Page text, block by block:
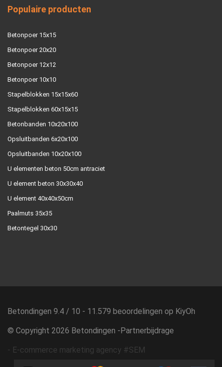
Populaire producten
Betonpoer 15x15
Betonpoer 20x20
Betonpoer 12x12
Betonpoer 10x10
Stapelblokken 15x15x60
Stapelblokken 60x15x15
Betonbanden 10x20x100
Opsluitbanden 6x20x100
Opsluitbanden 10x20x100
U elementen beton 50cm antraciet
U element beton 30x30x40
U element 40x40x50cm
Paalmuts 35x35
Betontegel 30x30
Betondingen 9.4 / 10 - 11.579 beoordelingen op KiyOh
© Copyright 2026 Betondingen - Partnerbijdrage
- E-commerce marketing agency #SEM